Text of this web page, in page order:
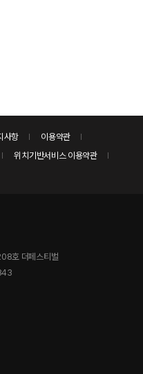
사항
이용약관
위치기반서비스 이용약관
호 더페스티벌